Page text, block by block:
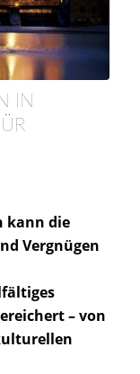
IN
kann die
Vergnügen
– von